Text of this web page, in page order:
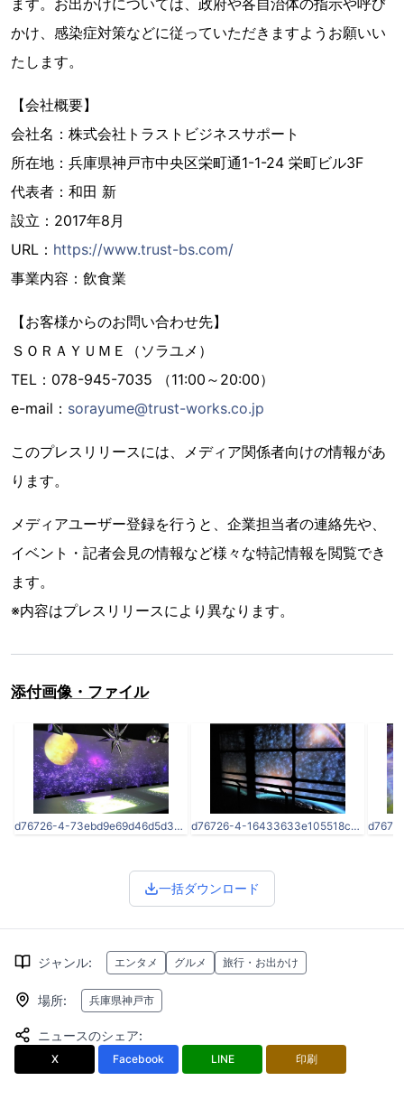
かけ、感染症対策などに従っていただきますようお願いい
たします。
【会社概要】
会社名：株式会社トラストビジネスサポート
所在地：兵庫県神戸市中央区栄町通1-1-24 栄町ビル3F
代表者：和田 新
設立：2017年8月
URL： https://www.trust-bs.com/
事業内容：飲食業
【お客様からのお問い合わせ先】
ＳＯＲＡＹＵＭＥ（ソラユメ）
TEL：078-945-7035 （11:00～20:00）
e-mail： sorayume@trust-works.co.jp
このプレスリリースには、メディア関係者向けの情報があ
ります。
メディアユーザー登録を行うと、企業担当者の連絡先や、
イベント・記者会見の情報など様々な特記情報を閲覧でき
ます。
※内容はプレスリリースにより異なります。
添付画像・ファイル
d76726-4-73ebd9e69d46d5d354fd-0.jpg d76726-4-16433633e105518cbd21-5.jpg
一括ダウンロード
ジャンル: エンタメ グルメ 旅行・お出かけ
場所: 兵庫県神戸市
ニュースのシェア:
X Facebook LINE 印刷